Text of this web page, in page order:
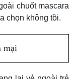
chuốt mascara
chọn không tồi.
mại